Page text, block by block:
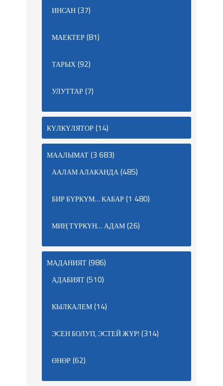
ИНСАН(37)
МАЕКТЕР(81)
ТАРЫХ(92)
УЛУТТАР(7)
КҮЛКҮЛЯТОР(14)
МААЛЫМАТ(3 683)
ААЛАМ АЛАКАНДА(485)
БИР БҮРКҮМ… КАБАР(1 480)
МИҢ ТҮРКҮН… АДАМ(26)
МАДАНИЯТ(986)
АДАБИЯТ(510)
КЫЛКАЛЕМ(14)
ЭСЕН БОЛУП, ЭСТЕЙ ЖҮР! (314)
ӨНӨР(62)